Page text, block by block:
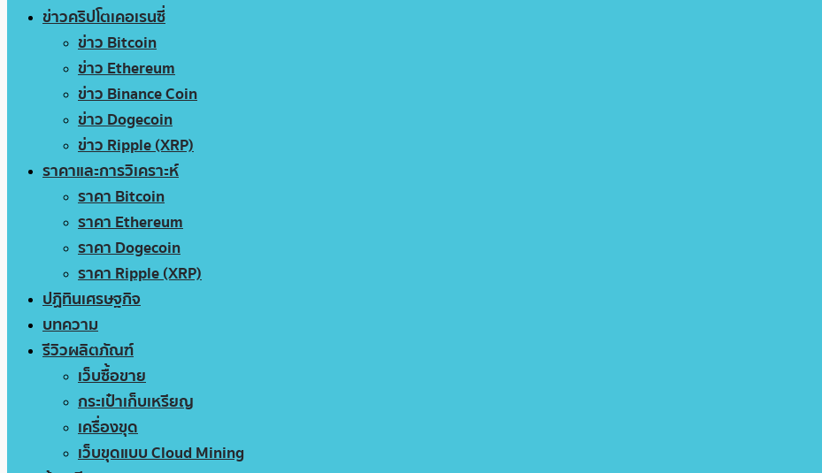
ข่าวคริปโตเคอเรนซี่
ข่าว Bitcoin
ข่าว Ethereum
ข่าว Binance Coin
ข่าว Dogecoin
ข่าว Ripple (XRP)
ราคาและการวิเคราะห์
ราคา Bitcoin
ราคา Ethereum
ราคา Dogecoin
ราคา Ripple (XRP)
ปฏิทินเศรษฐกิจ
บทความ
รีวิวผลิตภัณฑ์
เว็บซื้อขาย
กระเป๋าเก็บเหรียญ
เครื่องขุด
เว็บขุดแบบ Cloud Mining